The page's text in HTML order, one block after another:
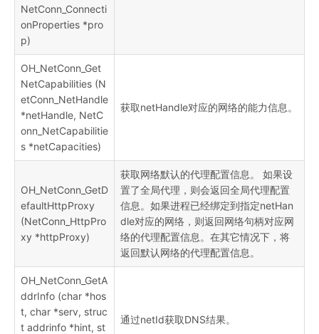
NetConn_Connecti
onProperties *pro
p)
OH_NetConn_Get
NetCapabilities (N
etConn_NetHandle
*netHandle, NetC
onn_NetCapabilitie
s *netCapacities)
获取netHandle对应的网络的能力信息。
OH_NetConn_GetD
efaultHttpProxy
(NetConn_HttpPro
xy *httpProxy)
获取网络默认的代理配置信息。 如果设
置了全局代理，则会返回全局代理配置
信息。如果进程已经绑定到指定netHan
dle对应的网络，则返回网络句柄对应网
络的代理配置信息。在其它情况下，将
返回默认网络的代理配置信息。
OH_NetConn_GetA
ddrInfo (char *hos
t, char *serv, struc
t addrinfo *hint, st
通过netId获取DNS结果。